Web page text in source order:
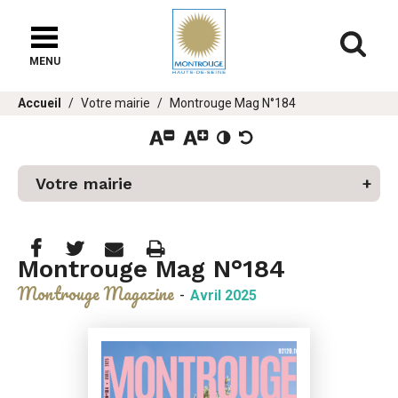
chat
MENU
Vous
Accueil Votre mairie Montrouge Mag N°184
Votre mairie
Partager
cette
Facebook
Partager
cette
sur
Twitter
Partager
cette
par
e-
Imprimer
Montrouge Mag N°184
Montrouge Magazine - Avril 2025